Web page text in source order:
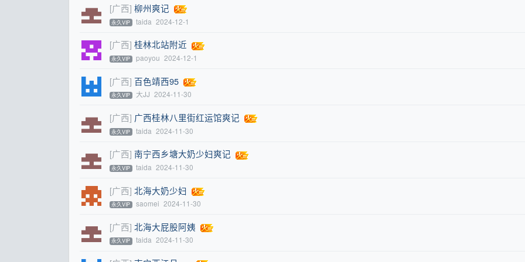
[广西] 柳州爽记
永久VIP taida 2024-12-1
[广西] 桂林北站附近
永久VIP paoyou 2024-12-1
[广西] 百色靖西95
永久VIP 大JJ 2024-11-30
[广西] 广西桂林八里街红运馆爽记
永久VIP taida 2024-11-30
[广西] 南宁西乡塘大奶少妇爽记
永久VIP taida 2024-11-30
[广西] 北海大奶少妇
永久VIP saomei 2024-11-30
[广西] 北海大屁股阿姨
永久VIP taida 2024-11-30